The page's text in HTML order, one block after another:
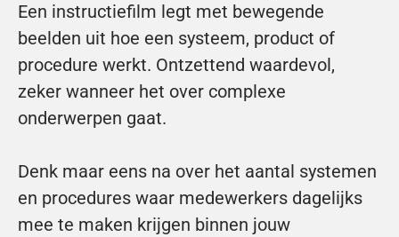
Een instructiefilm legt met bewegende
beelden uit hoe een systeem, product of
procedure werkt. Ontzettend waardevol,
zeker wanneer het over complexe
onderwerpen gaat.
Denk maar eens na over het aantal systemen
en procedures waar medewerkers dagelijks
mee te maken krijgen binnen jouw